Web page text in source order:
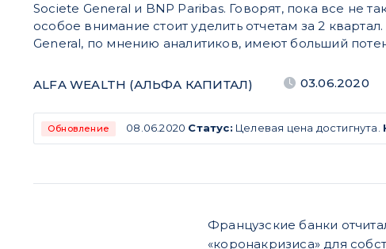
Societe General и BNP Paribas. Говорят, пока все не
особое внимание стоит уделить отчетам за 2
General, по мнению аналитиков, имеют больший
ALFA WEALTH (АЛЬФА КАПИТАЛ) 03.06.2020
Обновление 08.06.2020 Статус: Целевая цена достигнута.
Французские банки
«коронакризиса» для